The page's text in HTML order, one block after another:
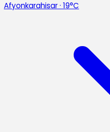
Afyonkarahisar· 19°C